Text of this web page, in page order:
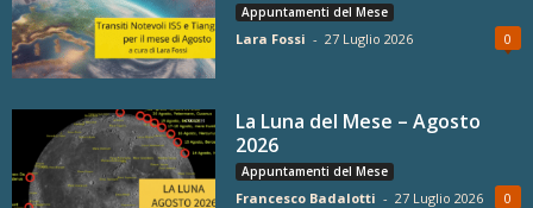
Appuntamenti del Mese
Lara Fossi - 27 Luglio 2026 0
La Luna del Mese – Agosto
2026
Appuntamenti del Mese
Francesco Badalotti - 27 Luglio 2026 0